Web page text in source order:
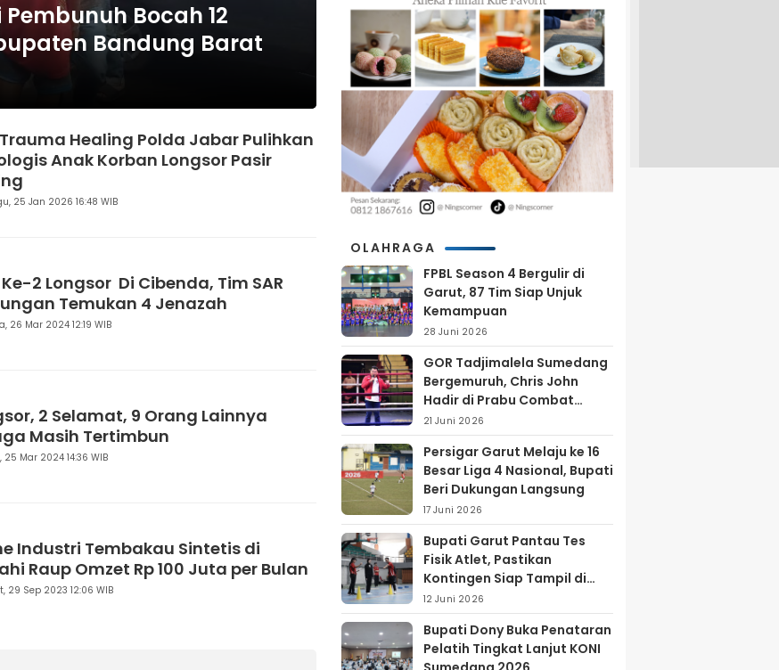
Bocah 12
Bandung Barat
Healing Polda Jabar Pulihkan
Anak Korban Longsor Pasir
25 Jan 2026 16:48 WIB
2 Longsor Di Cibenda, Tim SAR
Temukan 4 Jenazah
26 Mar 2024 12:19 WIB
2 Selamat, 9 Orang Lainnya
Masih Tertimbun
25 Mar 2024 14:36 WIB
Industri Tembakau Sintetis di
Raup Omzet Rp 100 Juta per Bulan
29 Sep 2023 12:06 WIB
OLAHRAGA
FPBL Season 4 Bergulir di
Garut, 87 Tim Siap Unjuk
Kemampuan
28 Juni 2026
GOR Tadjimalela Sumedang
Bergemuruh, Chris John
Hadir di Prabu Combat
Series 2026
21 Juni 2026
Persigar Garut Melaju ke 16
Besar Liga 4 Nasional, Bupati
Beri Dukungan Langsung
17 Juni 2026
Bupati Garut Pantau Tes
Fisik Atlet, Pastikan
Kontingen Siap Tampil di
Porprov 2026
12 Juni 2026
Bupati Dony Buka Penataran
Pelatih Tingkat Lanjut KONI